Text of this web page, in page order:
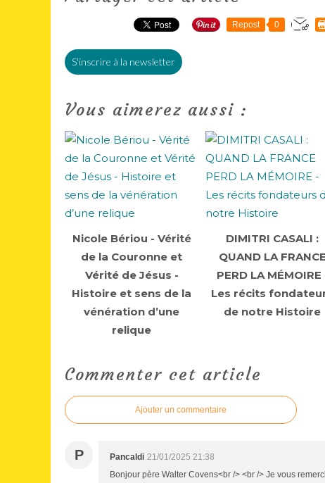
Repost 0
S'inscrire à la newsletter
Vous aimerez aussi :
Nicole Bériou - Vérité
de la Couronne et
Vérité de Jésus -
Histoire et sens de la
vénération d’une
relique
DIMITRI CASALI :
QUAND LA FRANCE
PERD LA MÉMOIRE
Les récits
de notre Histoire
Commenter cet article
Ajouter un commentaire
P Pancaldi 21/01/2025 21:38
Bonjour père Walter Covens<br /> <br /> Je vous